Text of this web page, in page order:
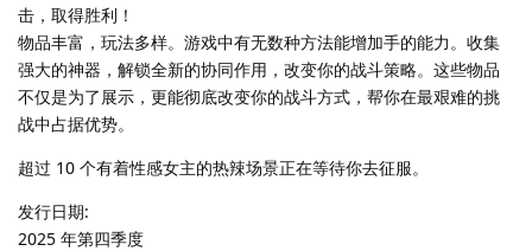
击，取得胜利！
物品丰富，玩法多样。游戏中有无数种方法能增加手的能力。收集
强大的神器，解锁全新的协同作用，改变你的战斗策略。这些物品
不仅是为了展示，更能彻底改变你的战斗方式，帮你在最艰难的挑
战中占据优势。
超过 10 个有着性感女主的热辣场景正在等待你去征服。
发行日期:
2025 年第四季度